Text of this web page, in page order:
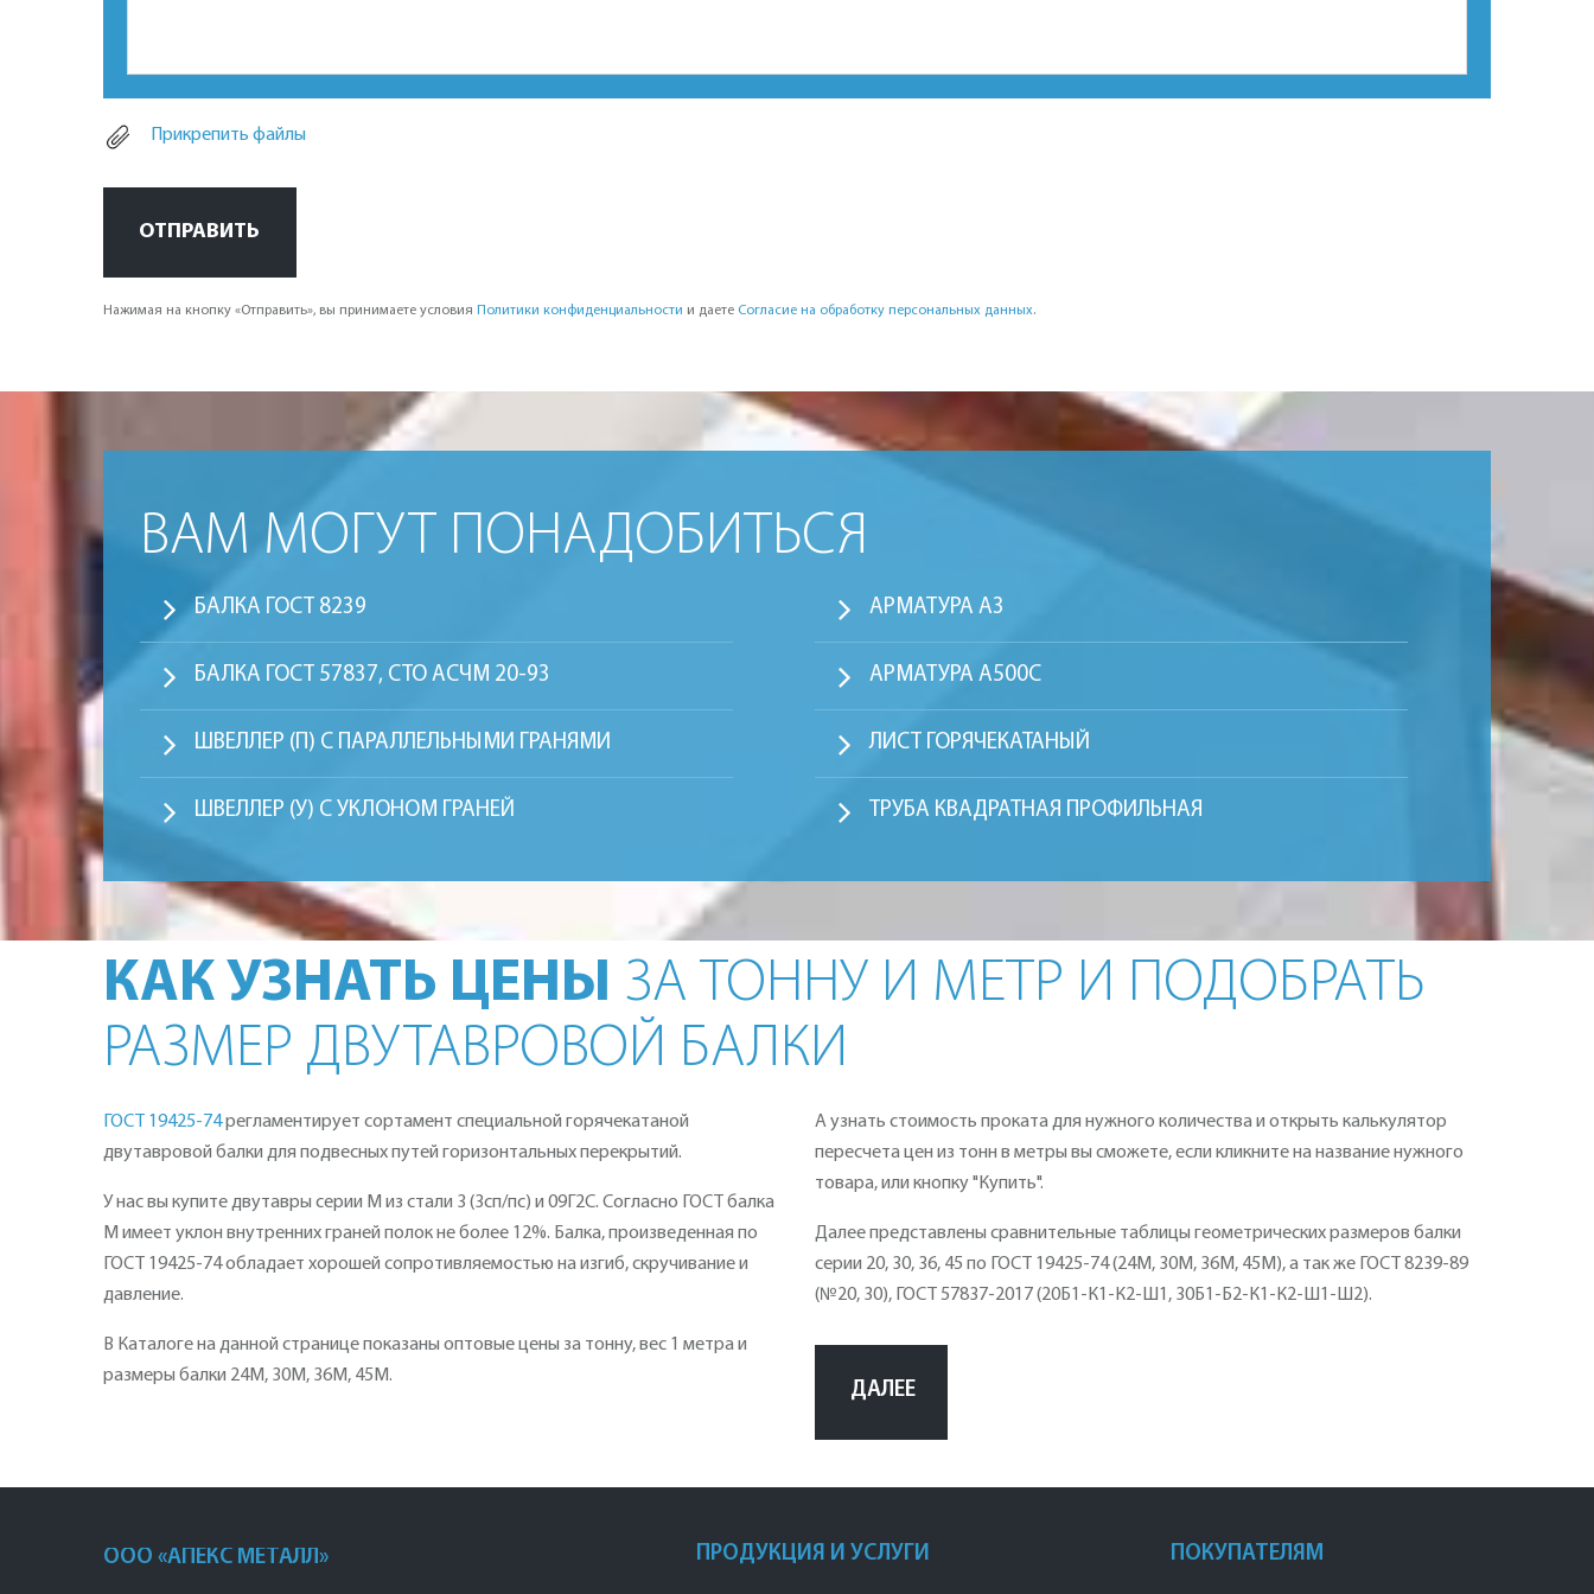
Прикрепить файлы
ОТПРАВИТЬ
Нажимая на кнопку «Отправить», вы принимаете условия Политики конфиденциальности и даете Согласие на обработку персональных данных.
ВАМ МОГУТ ПОНАДОБИТЬСЯ
БАЛКА ГОСТ 8239
БАЛКА ГОСТ 57837, СТО АСЧМ 20-93
ШВЕЛЛЕР (П) С ПАРАЛЛЕЛЬНЫМИ ГРАНЯМИ
ШВЕЛЛЕР (У) С УКЛОНОМ ГРАНЕЙ
АРМАТУРА А3
АРМАТУРА А500С
ЛИСТ ГОРЯЧЕКАТАНЫЙ
ТРУБА КВАДРАТНАЯ ПРОФИЛЬНАЯ
КАК УЗНАТЬ ЦЕНЫ ЗА ТОННУ И МЕТР И ПОДОБРАТЬ
РАЗМЕР ДВУТАВРОВОЙ БАЛКИ
ГОСТ 19425-74регламентирует сортамент специальной горячекатаной
двутавровой балки для подвесных путей горизонтальных перекрытий.
У нас вы купите двутавры серии М из стали 3 (3сп/пс) и 09Г2С. Согласно ГОСТ балка
М имеет уклон внутренних граней полок не более 12%. Балка, произведенная по
ГОСТ 19425-74 обладает хорошей сопротивляемостью на изгиб, скручивание и
давление.
В Каталоге на данной странице показаны оптовые цены за тонну, вес 1 метра и
размеры балки 24М, 30М, 36М, 45М.
А узнать стоимость проката для нужного количества и открыть калькулятор
пересчета цен из тонн в метры вы сможете, если кликните на название нужного
товара, или кнопку "Купить".
Далее представлены сравнительные таблицы геометрических размеров балки
серии 20, 30, 36, 45 по ГОСТ 19425-74 (24М, 30М, 36М, 45М), а так же ГОСТ 8239-89
(№20, 30), ГОСТ 57837-2017 (20Б1-К1-К2-Ш1, 30Б1-Б2-К1-К2-Ш1-Ш2).
ДАЛЕЕ
ООО «АПЕКС МЕТАЛЛ» ПРОДУКЦИЯ И УСЛУГИ ПОКУПАТЕЛЯМ